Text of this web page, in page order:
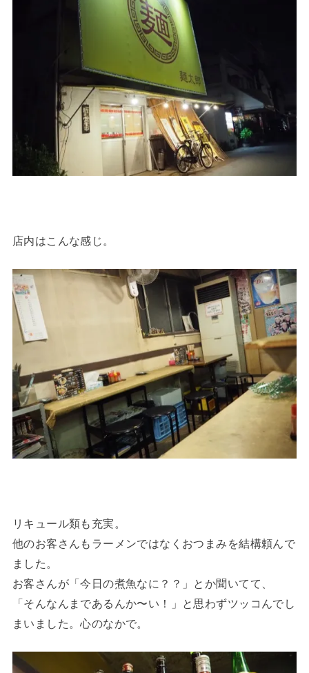
店内はこんな感じ。
リキュール類も充実。
他のお客さんもラーメンではなくおつまみを結構頼んで
ました。
お客さんが「今日の煮魚なに？？」とか聞いてて、
「そんなんまであるんか〜い！」と思わずツッコんでし
まいました。心のなかで。